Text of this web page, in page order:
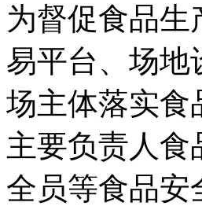
为督促食品
易平台、场地
场主体落实食
主要负责人
全员等食品安